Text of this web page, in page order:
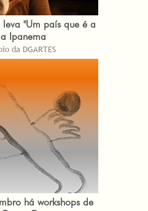
"Um país que é a
Ipanema
da DGARTES
há workshops de